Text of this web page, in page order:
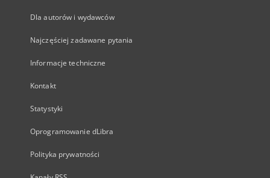
Dla autorów i wydawców
Najczęściej zadawane pytania
Informacje techniczne
Kontakt
Statystyki
Oprogramowanie dLibra
Polityka prywatności